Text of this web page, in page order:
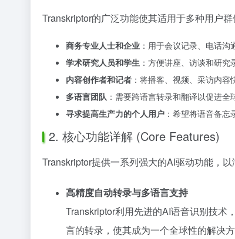
Transkriptor的广泛功能使其适用于多种用户群
商务专业人士和企业 ：用于会议记录、电话沟
学术研究人员和学生 ：方便讲座、访谈和研究
内容创作者和记者 ：将播客、视频、采访内
多语言团队 ：需要跨语言转录和翻译以促进全
寻求提高生产力的个人用户 ：希望将语音备忘
2. 核心功能详解 (Core Features)
Transkriptor提供一系列强大的AI驱动功能，
高精度自动转录与多语言支持
Transkriptor利用先进的AI语音识别技术
言的转录，使其成为一个全球性的解决